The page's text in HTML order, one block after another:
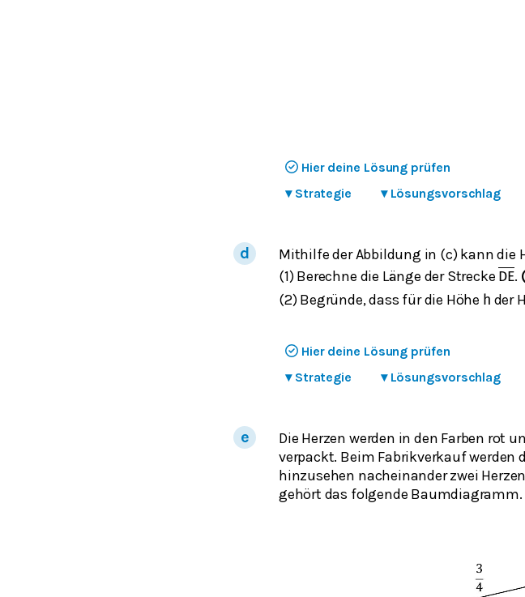
Hier deine Lösung prüfen
▾ Strategie ▾ Lösungsvorschlag
Mithilfe der Abbildung in (c) kann die
(1) Berechne die Länge der Strecke DE.
(2) Begründe, dass für die Höhe h der
Hier deine Lösung prüfen
▾ Strategie ▾ Lösungsvorschlag
Die Herzen werden in den Farben rot
verpackt. Beim Fabrikverkauf werden
hinzusehen nacheinander zwei
gehört das folgende Baumdiagramm.